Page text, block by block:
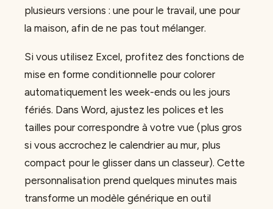
plusieurs versions : une pour le travail, une pour
la maison, afin de ne pas tout mélanger.
Si vous utilisez Excel, profitez des fonctions de
mise en forme conditionnelle pour colorer
automatiquement les week-ends ou les jours
fériés. Dans Word, ajustez les polices et les
tailles pour correspondre à votre vue (plus gros
si vous accrochez le calendrier au mur, plus
compact pour le glisser dans un classeur). Cette
personnalisation prend quelques minutes mais
transforme un modèle générique en outil